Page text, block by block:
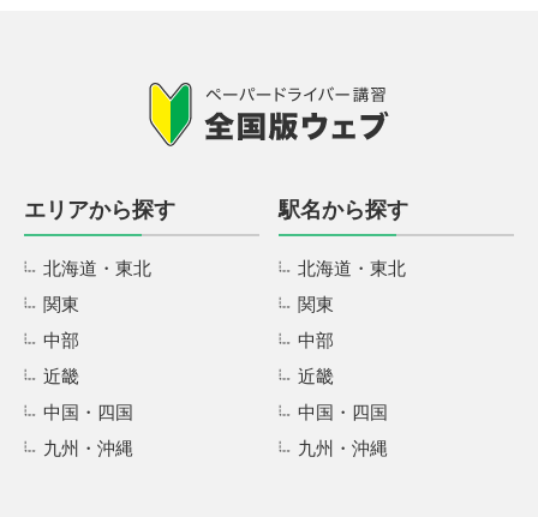
エリアから探す
北海道・東北
関東
中部
近畿
中国・四国
九州・沖縄
駅名から探す
北海道・東北
関東
中部
近畿
中国・四国
九州・沖縄